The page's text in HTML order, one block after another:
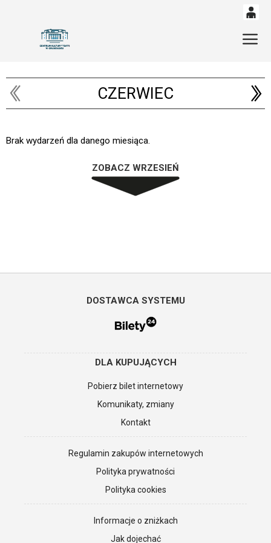
14 54
CZERWIEC
Brak wydarzeń dla danego miesiąca.
ZOBACZ WRZESIEŃ
DOSTAWCA SYSTEMU
DLA KUPUJĄCYCH
Pobierz bilet internetowy
Komunikaty, zmiany
Kontakt
Regulamin zakupów internetowych
Polityka prywatności
Polityka cookies
Informacje o zniżkach
Jak dojechać